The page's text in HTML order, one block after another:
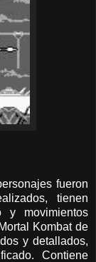
fueron
tienen
y movimientos
Kombat de
y detallados,
Contiene